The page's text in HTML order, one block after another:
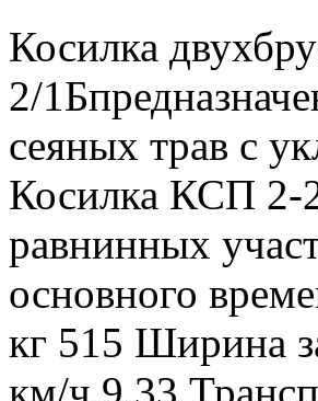
Косилка
2/
сеяных трав с
Косилка КСП 2-
равнинных
основного
кг 515 Ширина
км/ч 9,33